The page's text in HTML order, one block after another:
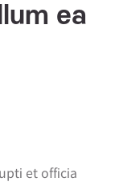
ea
et officia